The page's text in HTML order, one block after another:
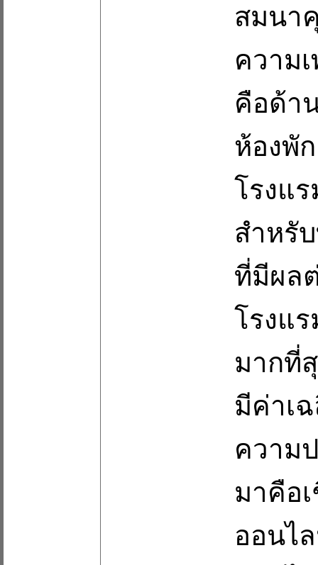
สมนา
ความ
คือด้า
ห้องพั
โรงแ
สำหรั
ที่มีผล
โรงแ
มากที่
มีค่าเ
ความ
มาคือ
ออนไ